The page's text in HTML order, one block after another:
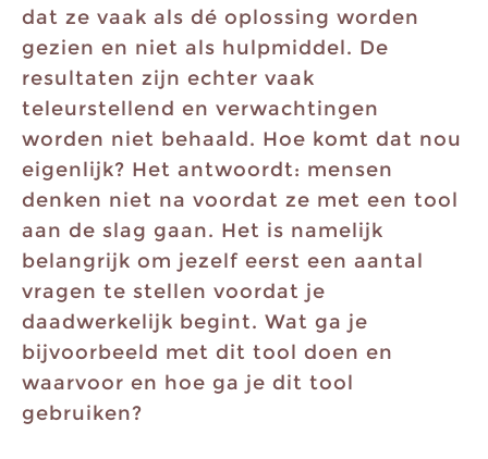
dat ze vaak als dé oplossing worden
gezien en niet als hulpmiddel. De
resultaten zijn echter vaak
teleurstellend en verwachtingen
worden niet behaald. Hoe komt dat nou
eigenlijk? Het antwoordt: mensen
denken niet na voordat ze met een tool
aan de slag gaan. Het is namelijk
belangrijk om jezelf eerst een aantal
vragen te stellen voordat je
daadwerkelijk begint. Wat ga je
bijvoorbeeld met dit tool doen en
waarvoor en hoe ga je dit tool
gebruiken?